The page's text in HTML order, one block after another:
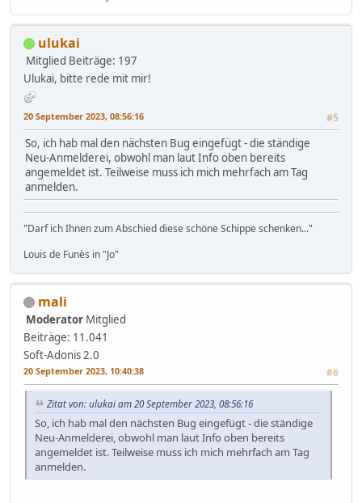
ulukai
Mitglied Beiträge: 197
Ulukai, bitte rede mit mir!
20 September 2023, 08:56:16 #5
So, ich hab mal den nächsten Bug eingefügt - die ständige
Neu-Anmelderei, obwohl man laut Info oben bereits
angemeldet ist. Teilweise muss ich mich mehrfach am Tag
anmelden.
"Darf ich Ihnen zum Abschied diese schöne Schippe schenken..."
Louis de Funès in "Jo"
mali
Moderator Mitglied
Beiträge: 11.041
Soft-Adonis 2.0
20 September 2023, 10:40:38 #6
Zitat von: ulukai am 20 September 2023, 08:56:16
So, ich hab mal den nächsten Bug eingefügt - die ständige
Neu-Anmelderei, obwohl man laut Info oben bereits
angemeldet ist. Teilweise muss ich mich mehrfach am Tag
anmelden.